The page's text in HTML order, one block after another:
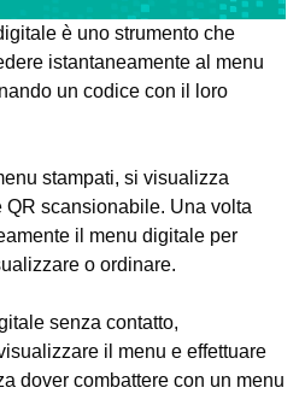
è uno strumento che
istantaneamente al menu
un codice con il loro
stampati, si visualizza
scansionabile. Una volta
il menu digitale per
o ordinare.
senza contatto,
il menu e effettuare
dover combattere con un menu